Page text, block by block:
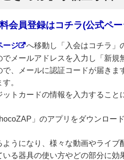
会員登録はコチラ(公式ペー
ージ
へ移動し「入会はコチラ」
メールアドレスを入力し「新規
、メールに認証コードが届き
。
ットカードの情報を入力するこ
」のアプリをダウンロー
うになり、様々な動画やライブ
る器具の使い方やどの部分に効